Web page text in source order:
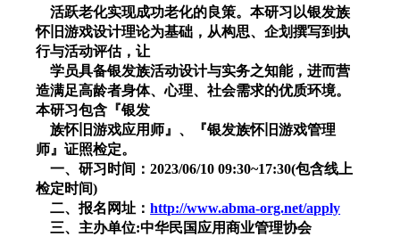
活跃老化实现成功老化的良策。本研习以银发族
怀旧游戏设计理论为基础，从构思、企划撰写到执
行与活动评估，让
学员具备银发族活动设计与实务之知能，进而营
造满足高龄者身体、心理、社会需求的优质环境。
本研习包含『银发
族怀旧游戏应用师』、『银发族怀旧游戏管理
师』证照检定。
一、研习时间：2023/06/10 09:30~17:30(包含线上
检定时间)
二、报名网址：http://www.abma-org.net/apply
三、主办单位:中华民国应用商业管理协会